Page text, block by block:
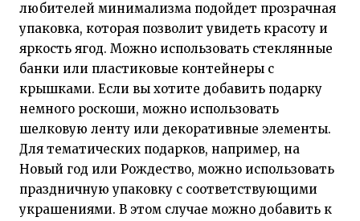
любителей минимализма подойдет прозрачная
упаковка, которая позволит увидеть красоту и
яркость ягод. Можно использовать стеклянные
банки или пластиковые контейнеры с
крышками. Если вы хотите добавить подарку
немного роскоши, можно использовать
шелковую ленту или декоративные элементы.
Для тематических подарков, например, на
Новый год или Рождество, можно использовать
праздничную упаковку с соответствующими
украшениями. В этом случае можно добавить к